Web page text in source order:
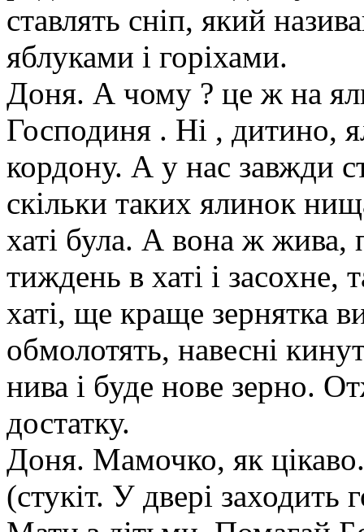
ставлять сніп, який
яблуками і горіхами.
Доня. А чому ? це ж на
Господиня . Ні , дитино,
кордону. А у нас завжди
скільки таких ялинок
хаті була. А вона ж жива,
тиждень в хаті і засохне,
хаті, ще краще зернятка
обмолотять, навесні
нива і буде нове зерно.
достатку.
Доня. Мамочко, як
(стукіт. У двері заходить